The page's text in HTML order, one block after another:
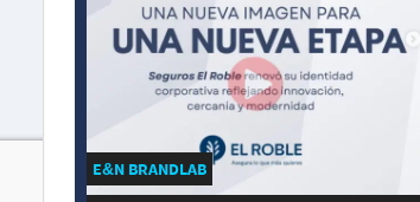
E&N BRANDLAB